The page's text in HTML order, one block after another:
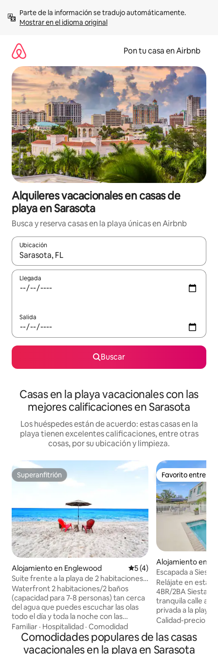
contenidoMostrar en el idioma original
Pon tu casa en Airbnb
Alquileres vacacionales en casas de
playa en Sarasota
Busca y reserva casas en la playa únicas en Airbnb
Ubicación
Cuando los resultados estén disponibles, navega con las
Llegada
Salida
Buscar
Casas en la playa vacacionales con las
mejores calificaciones en Sarasota
Los huéspedes están de acuerdo: estas casas en la
playa tienen excelentes calificaciones, entre otras
cosas, por su ubicación y limpieza.
Superanfitrión
Superanfitrión
Alojamiento en Englewood Calificación promedio: 5
5 (4)
Suite frente a la playa de 2 habitaciones y
2 baños - Kayaks - Tablas de SUP -
Bicicletas - Se admiten mascotas
Waterfront 2 habitaciones/2 baños
(capacidad para 7-8 personas) tan cerca
del agua que puedes escuchar las olas
todo el día y toda la noche con las
ventanas abiertas. Un dormitorio es
extragrande con sala de estar y área de
trabajo separadas, una cama tamaño
Familiar · Hospitalidad · Comodidad
Favorito entre
Favorito entre
Alojamiento en
Escapada a
personas, piscina,
Relájate en esta
4BR/2BA Siesta
tranquila calle a
privada a la
compartida estilo
restaurantes,
atracciones de la
Calidad-precio
Comodidades populares de las casas
vacacionales en la playa en Sarasota